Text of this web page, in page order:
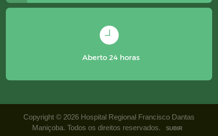
Aberto 24 horas
Copyright © 2026 Hospital Regional Francisco Dantas
Maniçoba. Todos os direitos reservados.
SUBIR